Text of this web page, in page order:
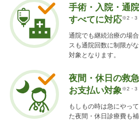
手術・入院・通院
すべてに対応※2・3
通院でも継続治療の場
スも通院回数に制限が
対象となります。
夜間・休日の救
お支払い対象※2・3
もしもの時は急にやっ
た夜間・休日診療費も